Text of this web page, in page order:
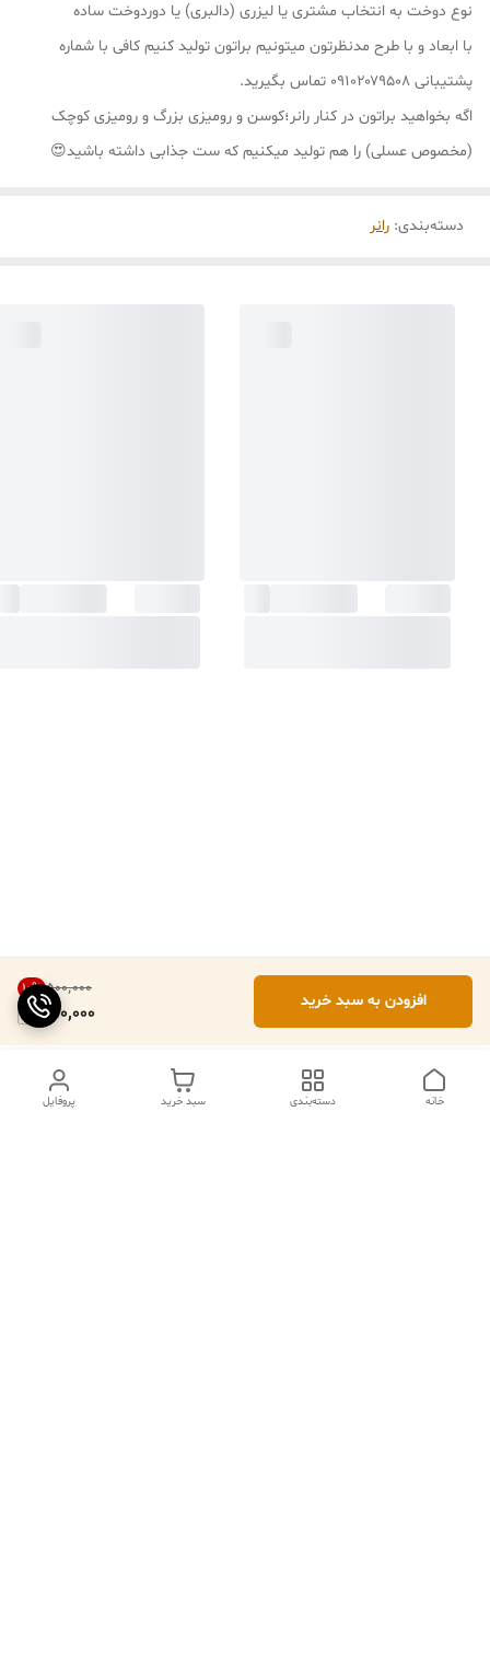
۵۰۰٬۰۰۰ 10%
450,000
افزودن به سبد خرید
نوع دوخت به انتخاب مشتری یا لیزری (دالبری) یا دوردوخت ساده
با ابعاد و با طرح مدنظرتون میتونیم براتون تولید کنیم کافی با شماره
پشتیبانی ۰۹۱۰۲۰۷۹۵۰۸ تماس بگیرید.
اگه بخواهید براتون در کنار رانر؛کوسن و رومیزی بزرگ و رومیزی کوچک
(مخصوص عسلی) را هم تولید میکنیم که ست جذابی داشته باشید😍
دسته‌بندی: رانر
پروفایل سبد خرید دسته‌بندی خانه